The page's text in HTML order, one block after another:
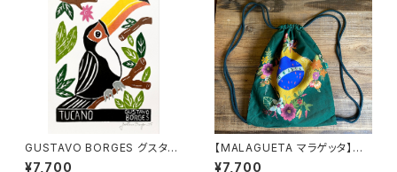
GUSTAVO BORGES グスタ
ボ・ボルジェス 木版画 S【トゥッ
¥7,700
【MALAGUETA マラゲッタ】ナッ
プサック
¥7,700